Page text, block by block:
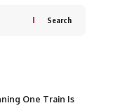
Search
One Train Is